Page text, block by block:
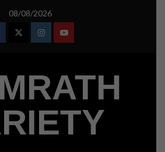
08/08/2026
TwitterInstagramYoutube